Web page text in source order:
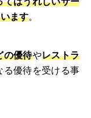
ます。
の優待やレストラ
る優待を受ける事